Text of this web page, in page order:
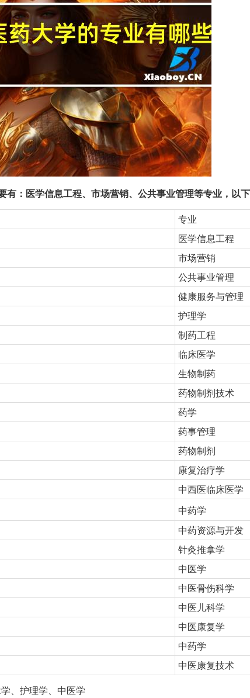
有：医学信息工程、市场营销、公共事业管理等专业，以
专业
医学信息工程
市场营销
公共事业管理
健康服务与管理
护理学
制药工程
临床医学
生物制药
药物制剂技术
药学
药事管理
药物制剂
康复治疗学
中西医临床医学
中药学
中药资源与开发
针灸推拿学
中医学
中医骨伤科学
中医儿科学
中医康复学
中药学
中医康复技术
、护理学、中医学